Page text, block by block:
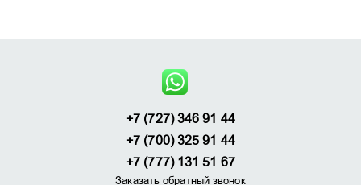
+7 (727) 346 91 44
+7 (700) 325 91 44
+7 (777) 131 51 67
Заказать обратный звонок